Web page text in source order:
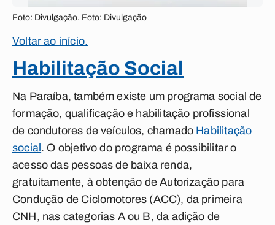
Foto: Divulgação. Foto: Divulgação
Voltar ao início.
Habilitação Social
Na Paraíba, também existe um programa social de
formação, qualificação e habilitação profissional
de condutores de veículos, chamado Habilitação
social . O objetivo do programa é possibilitar o
acesso das pessoas de baixa renda,
gratuitamente, à obtenção de Autorização para
Condução de Ciclomotores (ACC), da primeira
CNH, nas categorias A ou B, da adição de